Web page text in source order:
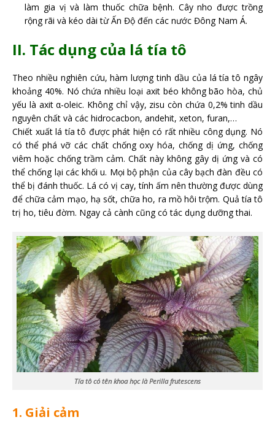
làm gia vị và làm thuốc chữa bệnh. Cây nho được trồng
rộng rãi và kéo dài từ Ấn Độ đến các nước Đông Nam Á.
II. Tác dụng của lá tía tô
Theo nhiều nghiên cứu, hàm lượng tinh dầu của lá tía tô ngây
khoảng 40%. Nó chứa nhiều loại axit béo không bão hòa, chủ
yếu là axit α-oleic. Không chỉ vậy, zisu còn chứa 0,2% tinh dầu
nguyên chất và các hidrocacbon, andehit, xeton, furan,…
Chiết xuất lá tía tô được phát hiện có rất nhiều công dụng. Nó
có thể phá vỡ các chất chống oxy hóa, chống dị ứng, chống
viêm hoặc chống trầm cảm. Chất này không gây dị ứng và có
thể chống lại các khối u. Mọi bộ phận của cây bạch đàn đều có
thể bị đánh thuốc. Lá có vị cay, tính ấm nên thường được dùng
để chữa cảm mạo, hạ sốt, chữa ho, ra mồ hôi trộm. Quả tía tô
trị ho, tiêu đờm. Ngay cả cành cũng có tác dụng dưỡng thai.
Tía tô có tên khoa học là Perilla frutescens
1. Giải cảm